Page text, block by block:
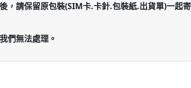
，請保留原包裝(SIM卡.卡針.包裝紙.出貨單)一起寄
們無法處理。